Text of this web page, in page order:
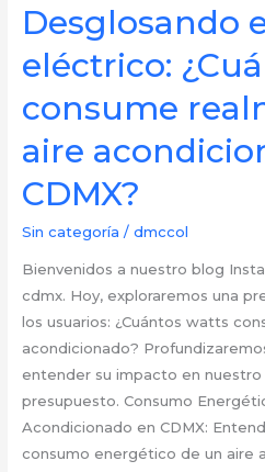
Conductos
de
Aire
¿Cuánto
Duran
en
Realidad
CDMX?
Desglosando
eléctrico:
consume
aire
CDMX?
Sin categoría /dmccol
Bienvenidos a nuestro blog
cdmx. Hoy, exploraremos una
los usuarios: ¿Cuántos watts
acondicionado?
entender su impacto en
presupuesto. Consumo
Acondicionado en CDMX:
consumo energético de un aire